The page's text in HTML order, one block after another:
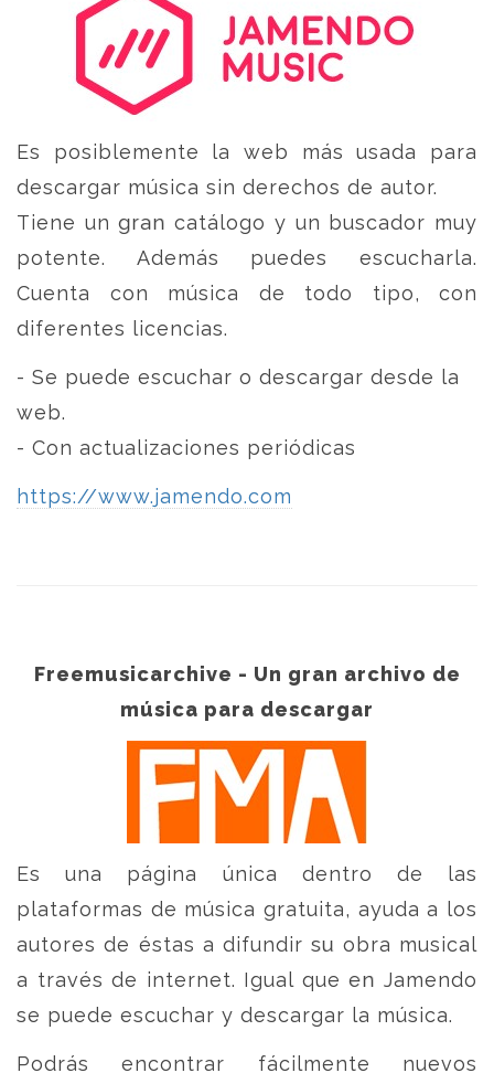
Es posiblemente la web más usada para
descargar música sin derechos de autor.
Tiene un gran catálogo y un buscador muy
potente. Además puedes escucharla.
Cuenta con música de todo tipo, con
diferentes licencias.
- Se puede escuchar o descargar desde la
web.
- Con actualizaciones periódicas
https://www.jamendo.com
Freemusicarchive - Un gran archivo de
música para descargar
Es una página única dentro de las
plataformas de música gratuita, ayuda a los
autores de éstas a difundir su obra musical
a través de internet. Igual que en Jamendo
se puede escuchar y descargar la música.
Podrás encontrar fácilmente nuevos